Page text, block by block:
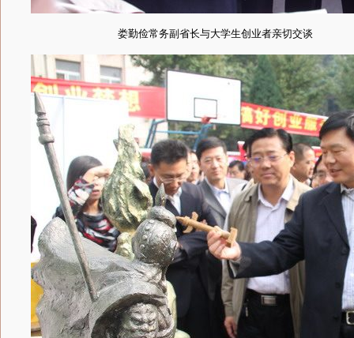
娄勤俭常务副省长与大学生创业者亲切交谈